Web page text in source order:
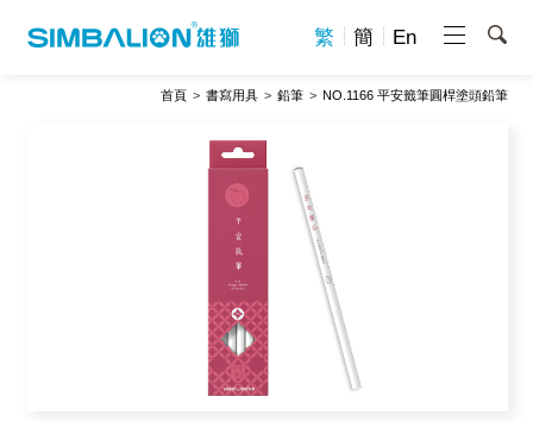
繁 簡 En
首頁 書寫用具 鉛筆 NO.1166 平安籤筆圓桿塗頭鉛筆